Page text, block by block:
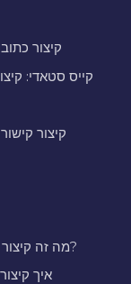
קיצור
קייס סטאדי:
קיצור
מה זה קיצור לינקים ולמה זה חשוב בעידן הדיגיטלי?
איך